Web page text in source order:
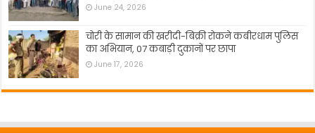
June 24, 2026
चोरी के सामान की खरीदी-बिक्री रोकने कबीरधाम पुलिस
का अभियान, 07 कबाड़ी दुकानों पर छापा
June 17, 2026